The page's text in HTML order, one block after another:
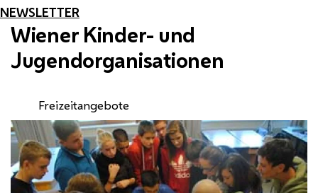
NEWSLETTER
Wiener Kinder- und
Jugendorganisationen
Freizeitangebote